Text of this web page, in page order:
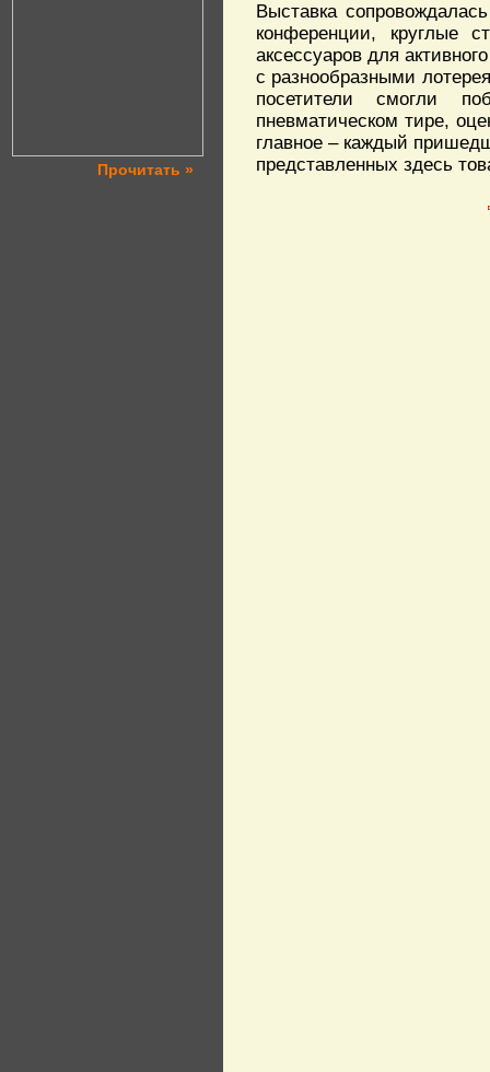
Прочитать »
Выставка
конференции, круглые
аксессуаров для
с разнообразными
посетители смогли
пневматическом тире,
главное – каждый
представленных здесь